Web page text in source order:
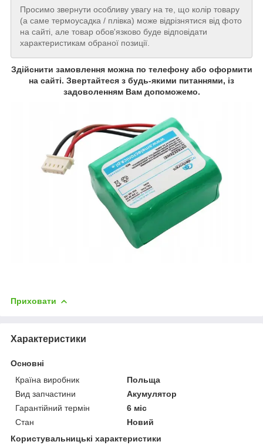
Просимо звернути особливу увагу на те, що колір товару
(а саме термоусадка / плівка) може відрізнятися від фото
на сайті, але товар обов'язково буде відповідати
характеристикам обраної позиції.
Здійснити замовлення можна по телефону або оформити
на сайті. Звертайтеся з будь-якими питаннями, із
задоволенням Вам допоможемо.
Приховати
Характеристики
Основні
Країна виробник
Польща
Вид запчастини
Акумулятор
Гарантійний термін
6 міс
Стан
Новий
Користувальницькі характеристики